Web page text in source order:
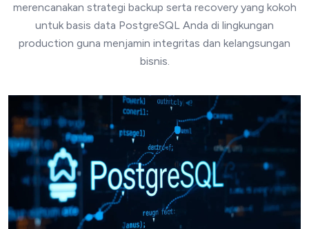
merencanakan strategi backup serta recovery yang kokoh
untuk basis data PostgreSQL Anda di lingkungan
production guna menjamin integritas dan kelangsungan
bisnis.